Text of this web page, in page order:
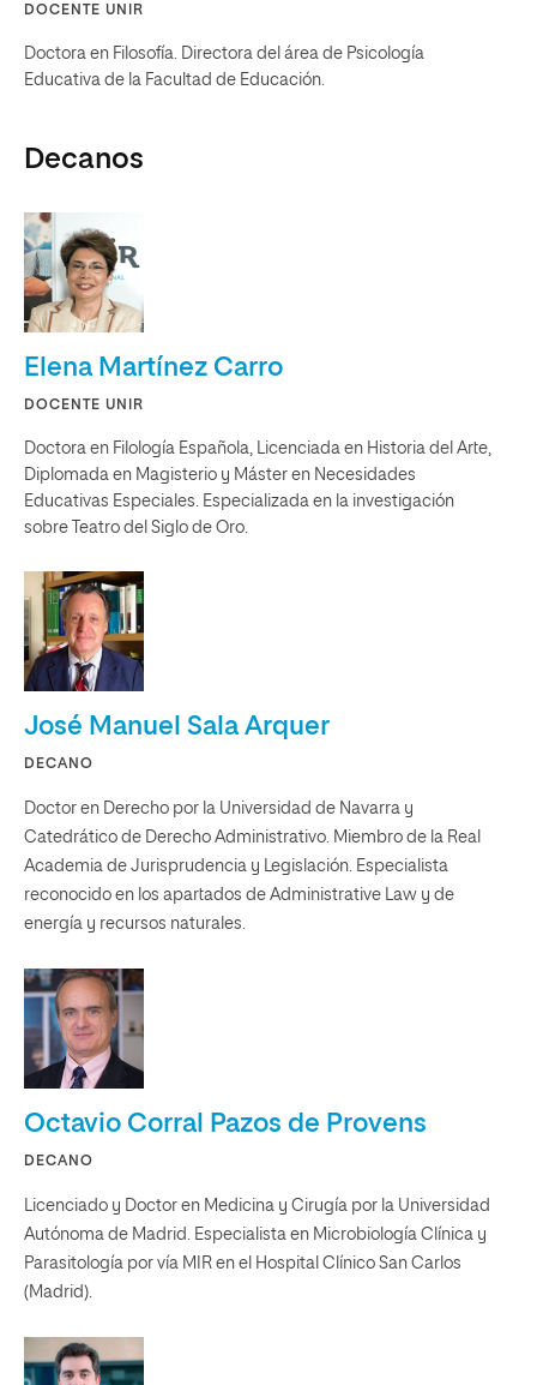
DOCENTE UNIR
Doctora en Filosofía. Directora del área de Psicología
Educativa de la Facultad de Educación.
Decanos
Elena Martínez Carro
DOCENTE UNIR
Doctora en Filología Española, Licenciada en Historia del Arte,
Diplomada en Magisterio y Máster en Necesidades
Educativas Especiales. Especializada en la investigación
sobre Teatro del Siglo de Oro.
José Manuel Sala Arquer
DECANO
Doctor en Derecho por la Universidad de Navarra y
Catedrático de Derecho Administrativo. Miembro de la Real
Academia de Jurisprudencia y Legislación. Especialista
reconocido en los apartados de Administrative Law y de
energía y recursos naturales.
Octavio Corral Pazos de Provens
DECANO
Licenciado y Doctor en Medicina y Cirugía por la Universidad
Autónoma de Madrid. Especialista en Microbiología Clínica y
Parasitología por vía MIR en el Hospital Clínico San Carlos
(Madrid).